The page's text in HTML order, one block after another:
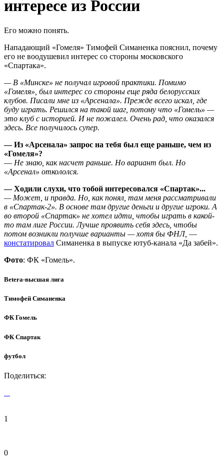
интересе из России
Его можно понять.
Нападающий «Гомеля» Тимофей Симаненка пояснил, почему
его не воодушевил интерес со стороны московского
«Спартака».
— В «Минске» не получал игровой практики. Помимо
«Гомеля», был интерес со стороны еще ряда белорусских
клубов. Писали мне из «Арсенала». Прежде всего искал, где
буду играть. Решился на такой шаг, потому что «Гомель» —
это клуб с историей. И не пожалел. Очень рад, что оказался
здесь. Все получилось супер.
— Из «Арсенала» запрос на тебя был еще раньше, чем из
«Гомеля»?
— Не знаю, как насчет раньше. Но вариант был. Но
«Арсенал» откололся.
— Ходили слухи, что тобой интересовался «Спартак»...
— Может, и правда. Но, как понял, там меня рассматривали
в «Спартак-2». В основе там другие деньги и другие игроки. А
во второй «Спартак» не хотел идти, чтобы играть в какой-
то там лиге России. Лучше проявить себя здесь, чтобы
потом возникли получше варианты — хотя бы ФНЛ, —
констатировал Симаненка в выпуске ютуб-канала «Да забей».
Фото: ФК «Гомель».
Betera-высшая лига
Тимофей Симаненка
ФК Гомель
ФК Спартак
футбол
Поделиться:
1
0